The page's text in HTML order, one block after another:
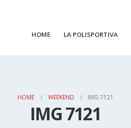
HOME LA POLISPORTIVA
HOME WEEKEND IMG 7121
IMG 7121